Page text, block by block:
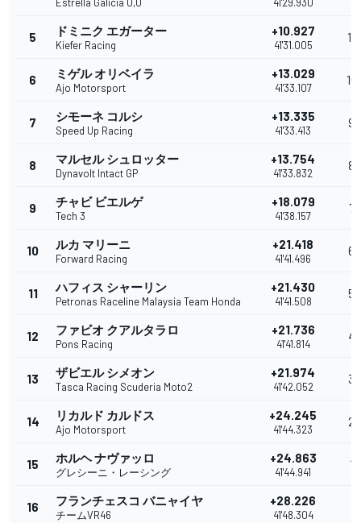
5 ドミニク エガーター
Kiefer Racing
+10.927
41'31.005
11
6 ミゲル オリベイラ
Ajo Motorsport
+13.029
41'33.107
10
7 シモーネ コルシ
Speed Up Racing
+13.335
41'33.413
9
8 マルセル シュロッター
Dynavolt Intact GP
+13.754
41'33.832
8
9 チャビ ビエルゲ
Tech 3
+18.079
41'38.157
7
10 ルカ マリーニ
Forward Racing
+21.418
41'41.496
6
11 ハフィス シャーリン
Petronas Raceline Malaysia Team Honda
+21.430
41'41.508
5
12 ファビオ クアルタラロ
Pons Racing
+21.736
41'41.814
4
13 ザビエル シメオン
Tasca Racing Scuderia Moto2
+21.974
41'42.052
3
14 リカルド カルドス
Ajo Motorsport
+24.245
41'44.323
2
15 ホルヘ ナヴァッロ
グレシーニ・レーシング
+24.863
41'44.941
1
16 フランチェスコ バニャイヤ
チームVR46
+28.226
41'48.304